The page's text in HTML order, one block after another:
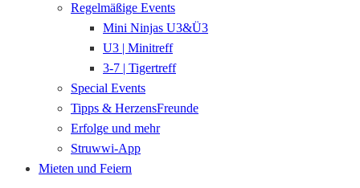
Regelmäßige Events
Mini Ninjas U3&Ü3
U3 | Minitreff
3-7 | Tigertreff
Special Events
Tipps & HerzensFreunde
Erfolge und mehr
Struwwi-App
Mieten und Feiern